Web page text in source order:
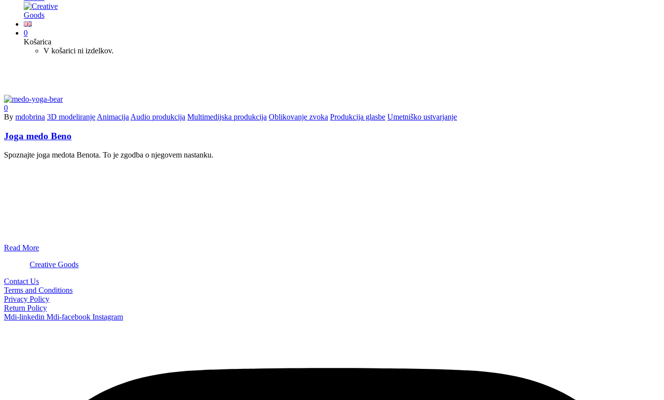
0
Košarica
V košarici ni izdelkov.
0
By mdobrina 3D modeliranje Animacija Audio produkcija Multimedijska produkcija Oblikovanje zvoka Produkcija glasbe Umetniško ustvarjanje
Joga medo Beno
Spoznajte joga medota Benota. To je zgodba o njegovem nastanku.
Read More
Creative Goods
Contact Us
Terms and Conditions
Privacy Policy
Return Policy
Mdi-linkedin Mdi-facebook Instagram